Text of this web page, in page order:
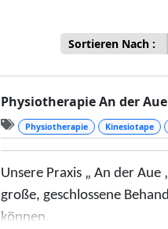
Sortieren Nach :
Physiotherapie An der Aue
Physiotherapie Kinesiotape
Unsere Praxis „ An der
große, geschlossene
können.